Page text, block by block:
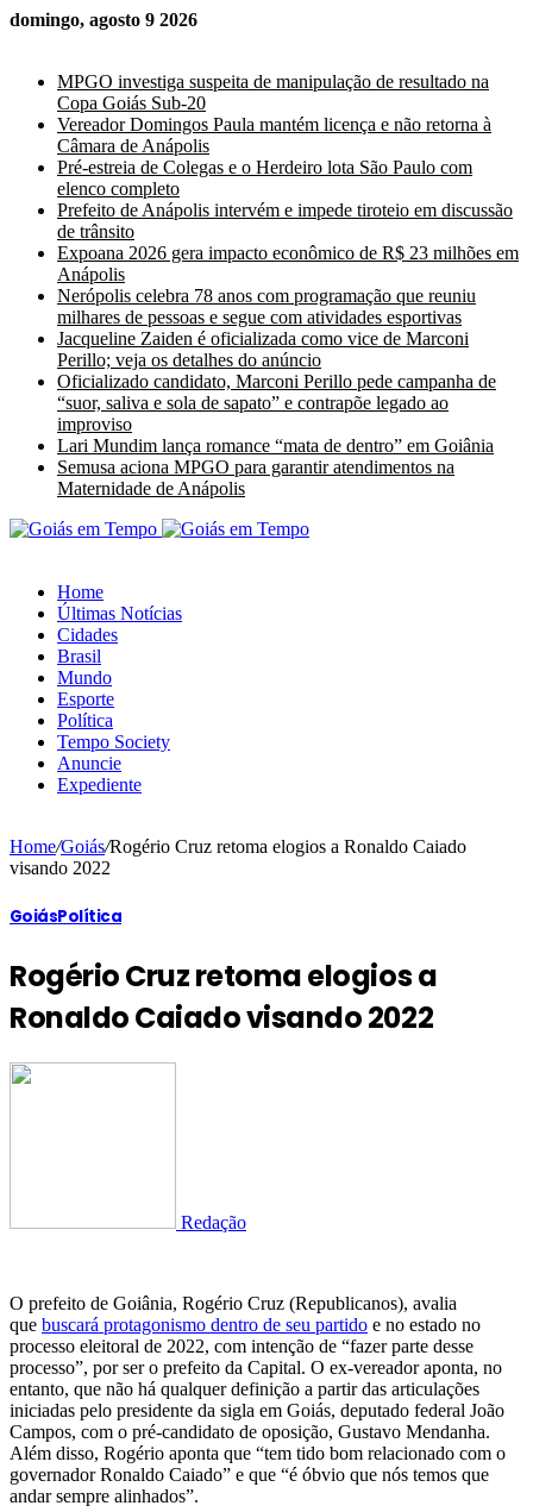
domingo, agosto 9 2026
MPGO investiga suspeita de manipulação de resultado na
Copa Goiás Sub-20
Vereador Domingos Paula mantém licença e não retorna à
Câmara de Anápolis
Pré-estreia de Colegas e o Herdeiro lota São Paulo com
elenco completo
Prefeito de Anápolis intervém e impede tiroteio em discussão
de trânsito
Expoana 2026 gera impacto econômico de R$ 23 milhões em
Anápolis
Nerópolis celebra 78 anos com programação que reuniu
milhares de pessoas e segue com atividades esportivas
Jacqueline Zaiden é oficializada como vice de Marconi
Perillo; veja os detalhes do anúncio
Oficializado candidato, Marconi Perillo pede campanha de
“suor, saliva e sola de sapato” e contrapõe legado ao
improviso
Lari Mundim lança romance “mata de dentro” em Goiânia
Semusa aciona MPGO para garantir atendimentos na
Maternidade de Anápolis
Home
Últimas Notícias
Cidades
Brasil
Mundo
Esporte
Política
Tempo Society
Anuncie
Expediente
Home/Goiás/Rogério Cruz retoma elogios a Ronaldo Caiado
visando 2022
GoiásPolítica
Rogério Cruz retoma elogios a
Ronaldo Caiado visando 2022
Redação
O prefeito de Goiânia, Rogério Cruz (Republicanos), avalia
que buscará protagonismo dentro de seu partido e no estado no
processo eleitoral de 2022, com intenção de “fazer parte desse
processo”, por ser o prefeito da Capital. O ex-vereador aponta, no
entanto, que não há qualquer definição a partir das articulações
iniciadas pelo presidente da sigla em Goiás, deputado federal João
Campos, com o pré-candidato de oposição, Gustavo Mendanha.
Além disso, Rogério aponta que “tem tido bom relacionado com o
governador Ronaldo Caiado” e que “é óbvio que nós temos que
andar sempre alinhados”.